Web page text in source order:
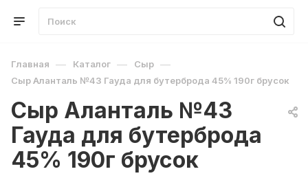
Главная — Каталог — Сыр —
Сыр Аланталь №43 Гауда для бутерброда 45% 190г брусок
Сыр Аланталь №43
Гауда для бутерброда
45% 190г брусок